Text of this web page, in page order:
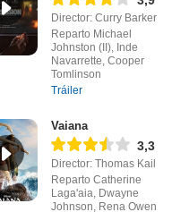
Director: Curry Barker
Reparto Michael
Johnston (II), Inde
Navarrette, Cooper
Tomlinson
Tráiler
Vaiana
3,3
Director: Thomas Kail
Reparto Catherine
Laga'aia, Dwayne
Johnson, Rena Owen